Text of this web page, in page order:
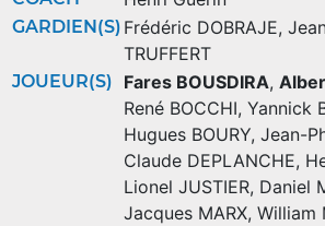
GARDIEN(S) Frédéric DOBRAJE,
TRUFFERT
JOUEUR(S) Fares BOUSDIRA,
René BOCCHI, Yannick
Hugues BOURY, Jean-
Claude DEPLANCHE,
Lionel JUSTIER, Daniel
Jacques MARX, William